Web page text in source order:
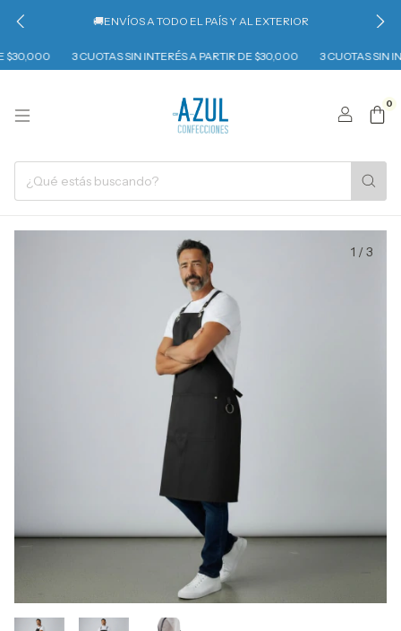
🚚ENVÍOS A TODO EL PAÍS Y AL EXTERIOR
3 CUOTAS SIN INTERÉS A PARTIR DE $30,000 3 CUOTAS SIN
0
1 /3